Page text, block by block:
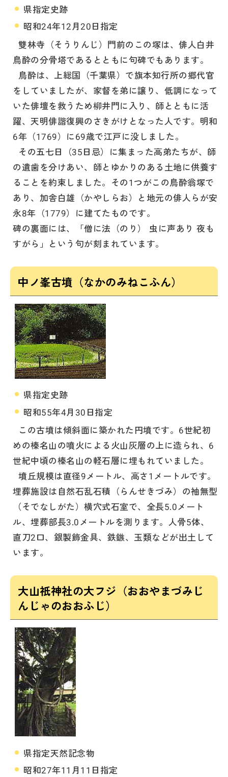
県指定史跡
昭和24年12月20日指定
雙林寺（そうりんじ）門前のこの塚は、俳人白井
鳥酔の分骨塔であるとともに句碑でもあります。
鳥酔は、上総国（千葉県）で旗本知行所の郷代官
をしていましたが、家督を弟に譲り、低調になって
いた俳壇を救うため柳井門に入り、師とともに活
躍、天明俳諧復興のさきがけとなった人です。明和
6年（1769）に69歳で江戸に没しました。
その五七日（35日忌）に集まった高弟たちが、師
の遺歯を分けあい、師とゆかりのある土地に供養す
ることを約束しました。その1つがこの鳥酔翁塚で
あり、加舎白雄（かやしらお）と地元の俳人らが安
永8年（1779）に建てたものです。
碑の裏面には、「僧に法（のり） 虫に声あり 夜も
すがら」という句が刻まれています。
中ノ峯古墳（なかのみねこふん）
県指定史跡
昭和55年4月30日指定
この古墳は傾斜面に築かれた円墳です。6世紀初
めの榛名山の噴火による火山灰層の上に造られ、6
世紀中頃の榛名山の軽石層に埋もれていました。
墳丘規模は直径9メートル、高さ1メートルです。
埋葬施設は自然石乱石積（らんせきづみ）の袖無型
（そでなしがた）横穴式石室で、全長5.0メート
ル、埋葬部長3.0メートルを測ります。人骨5体、
直刀2口、銀製飾金具、鉄鏃、玉類などが出土して
います。
大山祇神社の大フジ（おおやまづみじ
んじゃのおおふじ）
県指定天然記念物
昭和27年11月11日指定